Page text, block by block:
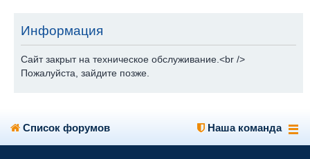
Информация
Сайт закрыт на техническое обслуживание.<br />
Пожалуйста, зайдите позже.
Список форумов Наша команда